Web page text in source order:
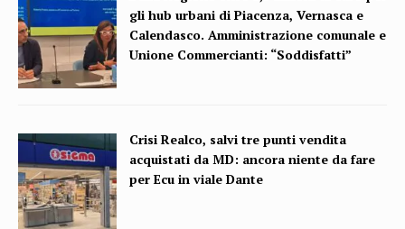
gli hub urbani di Piacenza, Vernasca e
Calendasco. Amministrazione comunale e
Unione Commercianti: “Soddisfatti”
Crisi Realco, salvi tre punti vendita
acquistati da MD: ancora niente da fare
per Ecu in viale Dante